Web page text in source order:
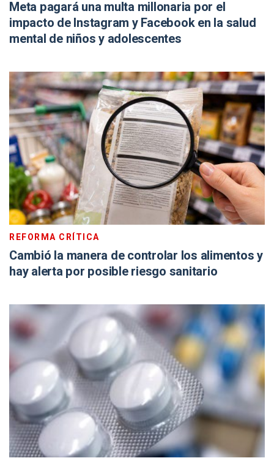
Meta pagará una multa millonaria por el
impacto de Instagram y Facebook en la salud
mental de niños y adolescentes
REFORMA CRÍTICA
Cambió la manera de controlar los alimentos y
hay alerta por posible riesgo sanitario